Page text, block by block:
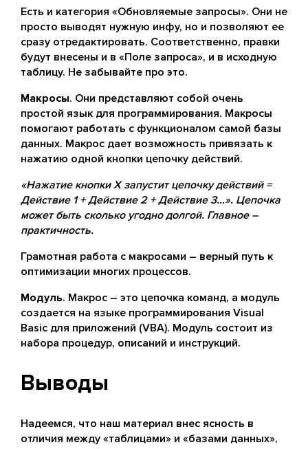
Есть и категория «Обновляемые запросы». Они не
просто выводят нужную инфу, но и позволяют ее
сразу отредактировать. Соответственно, правки
будут внесены и в «Поле запроса», и в исходную
таблицу. Не забывайте про это.
Макросы. Они представляют собой очень
простой язык для программирования. Макросы
помогают работать с функционалом самой базы
данных. Макрос дает возможность привязать к
нажатию одной кнопки цепочку действий.
«Нажатие кнопки Х запустит цепочку действий =
Действие 1 + Действие 2 + Действие 3…». Цепочка
может быть сколько угодно долгой. Главное –
практичность.
Грамотная работа с макросами – верный путь к
оптимизации многих процессов.
Модуль. Макрос – это цепочка команд, а модуль
создается на языке программирования Visual
Basic для приложений (VBA). Модуль состоит из
набора процедур, описаний и инструкций.
Выводы
Надеемся, что наш материал внес ясность в
отличия между «таблицами» и «базами данных»,